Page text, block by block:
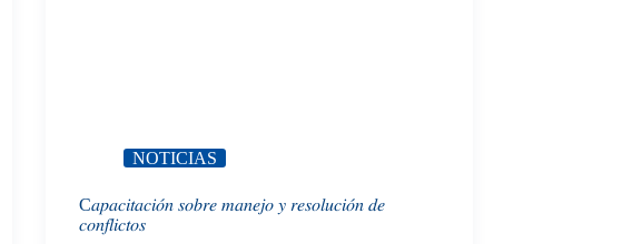
NOTICIAS
C𝑎𝑝𝑎𝑐𝑖𝑡𝑎𝑐𝑖𝑜́𝑛 𝑠𝑜𝑏𝑟𝑒 𝑚𝑎𝑛𝑒𝑗𝑜 𝑦 𝑟𝑒𝑠𝑜𝑙𝑢𝑐𝑖𝑜́𝑛 𝑑𝑒
𝑐𝑜𝑛𝑓𝑙𝑖𝑐𝑡𝑜𝑠